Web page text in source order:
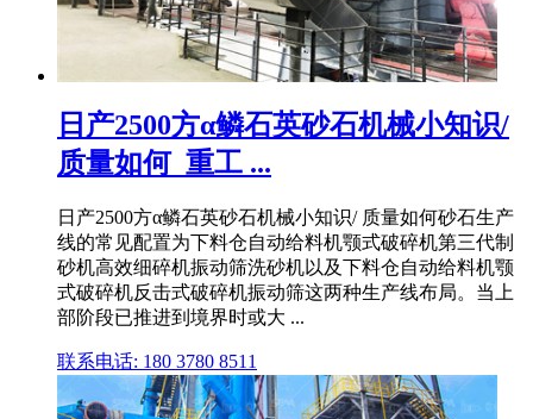
日产2500方α鳞石英砂石机械小知识/
质量如何_重工 ...
日产2500方α鳞石英砂石机械小知识/ 质量如何砂石生产
线的常见配置为下料仓自动给料机颚式破碎机第三代制
砂机高效细碎机振动筛洗砂机以及下料仓自动给料机颚
式破碎机反击式破碎机振动筛这两种生产线布局。当上
部阶段已推进到境界时或大 ...
联系电话: 180 3780 8511